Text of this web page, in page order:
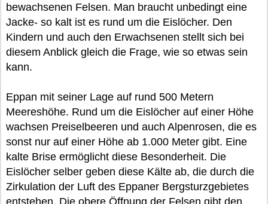
bewachsenen Felsen. Man braucht unbedingt eine
Jacke- so kalt ist es rund um die Eislöcher. Den
Kindern und auch den Erwachsenen stellt sich bei
diesem Anblick gleich die Frage, wie so etwas sein
kann.
Eppan mit seiner Lage auf rund 500 Metern
Meereshöhe. Rund um die Eislöcher auf einer Höhe
wachsen Preiselbeeren und auch Alpenrosen, die es
sonst nur auf einer Höhe ab 1.000 Meter gibt. Eine
kalte Brise ermöglicht diese Besonderheit. Die
Eislöcher selber geben diese Kälte ab, die durch die
Zirkulation der Luft des Eppaner Bergsturzgebietes
entstehen. Die obere Öffnung der Felsen gibt den